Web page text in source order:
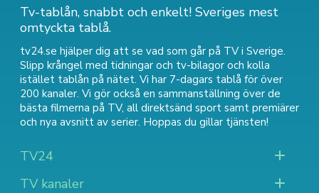
Tv-tablån, snabbt och enkelt! Sveriges mest
omtyckta tablå.
tv24.se hjälper dig att se vad som går på TV i Sverige.
Slipp krångel med tidningar och tv-bilagor och kolla
istället tablån på nätet. Vi har 7-dagars tablå för över
200 kanaler. Vi gör också en sammanställning över de
bästa filmerna på TV, all direktsänd sport samt premiärer
och nya avsnitt av serier. Hoppas du gillar tjänsten!
TV24
TV kanaler